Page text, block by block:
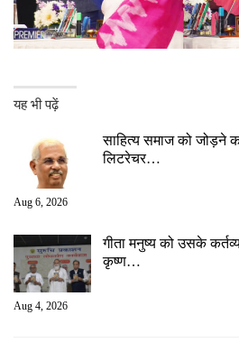
यह भी पढ़ें
साहित्य समाज को जोड़ने
लिटरेचर…
Aug 6, 2026
गीता मनुष्य को उसके
कृष्ण…
Aug 4, 2026